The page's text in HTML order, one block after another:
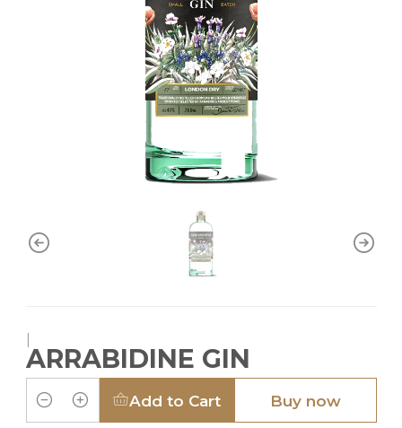
ARRABIDINE GIN
Quantity
Add to Cart Buy now